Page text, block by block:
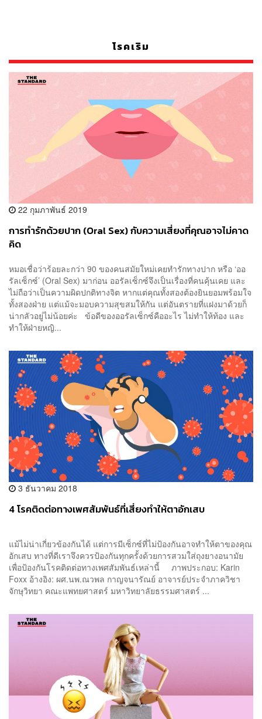
โรคเริม
22 กุมภาพันธ์ 2019
การทำรักด้วยปาก (Oral Sex) กับความเสี่ยงที่คุณอาจไม่คาด
คิด
หมอเชื่อว่าร้อยละกว่า 90 ของคนสมัยใหม่เคยทำรักทางปาก หรือ ‘ออ
รัลเซ็กซ์’ (Oral Sex) มาก่อน ออรัลเซ็กซ์จึงเป็นเรื่องที่คนคุ้นเคย และ
ไม่ถือว่าเป็นความผิดปกติทางจิต หากแต่คุณทั้งสองต้องยินยอมพร้อมใจ
ทั้งสองฝ่าย แต่แม้จะมอบความสุขสมให้กัน แต่อันตรายที่แฝงมาด้วยก็
น่ากลัวอยู่ไม่น้อยค่ะ ข้อดีของออรัลเซ็กซ์คืออะไร ไม่ทำให้ท้อง และ
ทำให้ฝ่ายหญิ...
3 ธันวาคม 2018
4 โรคติดต่อทางเพศสัมพันธ์ที่เสี่ยงทำให้ตาอักเสบ
แม้ไม่น่าเกี่ยวข้องกันได้ แต่การมีเซ็กซ์ที่ไม่ป้องกันอาจทำให้ตาของคุณ
อักเสบ ทางที่ดีเราจึงควรป้องกันทุกครั้งด้วยการสวมใส่ถุงยางอนามัย
เพื่อป้องกันโรคติดต่อทางเพศสัมพันธ์เหล่านี้ ภาพประกอบ: Karin
Foxx อ้างอิง: ผศ.นพ.ณวพล กาญจนารัณย์ อาจารย์ประจำภาควิชา
จักษุวิทยา คณะแพทยศาสตร์ มหาวิทยาลัยธรรมศาสตร์ ...